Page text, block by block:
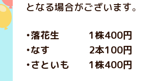
となる場合がございます。
・落花生 1株400円
・なす 2本100円
・さといも 1株400円